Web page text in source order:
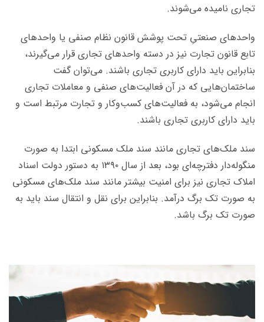
تجاری نامیده می‌شوند.
واحدهای صنعتیِ تحت پوشش قانون نظام صنفی یا واحدهای
تابع قانون تجارت نیز در دسته واحدهای تجاری قرار می‌گیرند،
بنابراین باید دارای کاربری تجاری باشند. می‌توان گفت
ساختمان‌هایی که در آن فعالیت‌های صنفی و معاملات تجاری
انجام می‌شود، به فعالیت‌های کسب‌وکار و تجارت مرتبط است و
باید دارای کاربری تجاری باشند.
سند ملک‌های تجاری مانند سند ملک مسکونی ابتدا به صورت
منگوله‌دار دفترچه‌ای بود، بعد از سال ۱۳۹۰ به دستور دولت اسناد
املاک تجاری نیز برای امنیت بیشتر مانند سند ملک‌های مسکونی
به صورت تک برگ درآمد. بنابراین برای نقل و انتقال سند باید به
صورت تک برگ باشد.